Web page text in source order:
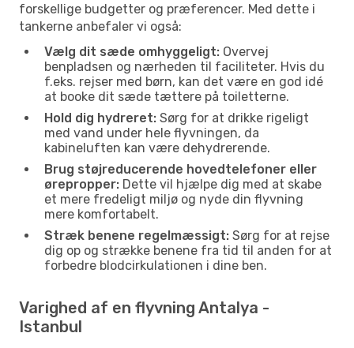
forskellige budgetter og præferencer. Med dette i
tankerne anbefaler vi også:
Vælg dit sæde omhyggeligt: Overvej
benpladsen og nærheden til faciliteter. Hvis du
f.eks. rejser med børn, kan det være en god idé
at booke dit sæde tættere på toiletterne.
Hold dig hydreret: Sørg for at drikke rigeligt
med vand under hele flyvningen, da
kabineluften kan være dehydrerende.
Brug støjreducerende hovedtelefoner eller
ørepropper: Dette vil hjælpe dig med at skabe
et mere fredeligt miljø og nyde din flyvning
mere komfortabelt.
Stræk benene regelmæssigt: Sørg for at rejse
dig op og strække benene fra tid til anden for at
forbedre blodcirkulationen i dine ben.
Varighed af en flyvning Antalya -
Istanbul